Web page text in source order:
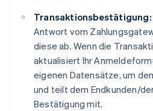
Transaktionsbestätigung:
Antwort vom
diese ab. Wenn die
aktualisiert Ihr
eigenen Datensätze, um
und teilt dem Endkunden/
Bestätigung mit.